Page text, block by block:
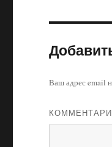
Ваш адрес email